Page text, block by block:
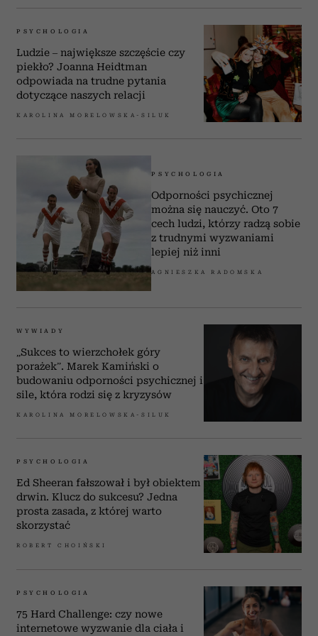
PSYCHOLOGIA
Ludzie – największe szczęście czy
piekło? Joanna Heidtman
odpowiada na trudne pytania
dotyczące naszych relacji
KAROLINA MORELOWSKA-SILUK
PSYCHOLOGIA
Odporności psychicznej
można się nauczyć. Oto 7
cech ludzi, którzy radzą sobie
z trudnymi wyzwaniami
lepiej niż inni
AGNIESZKA RADOMSKA
WYWIADY
„Sukces to wierzchołek góry
porażek”. Marek Kamiński o
budowaniu odporności psychicznej i
sile, która rodzi się z kryzysów
KAROLINA MORELOWSKA-SILUK
PSYCHOLOGIA
Ed Sheeran fałszował i był obiektem
drwin. Klucz do sukcesu? Jedna
prosta zasada, z której warto
skorzystać
ROBERT CHOIŃSKI
PSYCHOLOGIA
75 Hard Challenge: czy nowe
internetowe wyzwanie dla ciała i